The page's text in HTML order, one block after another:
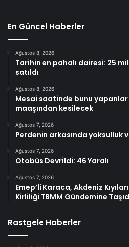
En Güncel Haberler
Ağustos 8, 2026
Tarihin en pahalı dairesi: 25
satıldı
Ağustos 8, 2026
Mesai saatinde bunu yapanlar
maaşından kesilecek
Ağustos 7, 2026
Perdenin arkasında yoksulluk
Ağustos 7, 2026
Otobüs Devrildi: 46 Yaralı
Ağustos 7, 2026
Emep’li Karaca, Akdeniz
Kirliliği TBMM Gündemine
Rastgele Haberler